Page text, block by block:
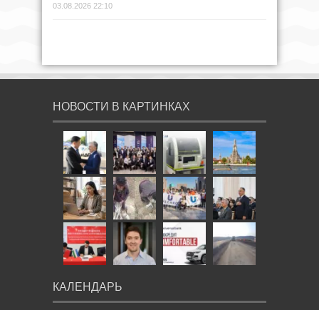
03.08.2026 22:10
НОВОСТИ В КАРТИНКАХ
КАЛЕНДАРЬ